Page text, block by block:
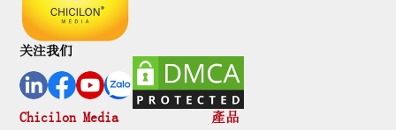
关注我们
Chicilon Media 產品